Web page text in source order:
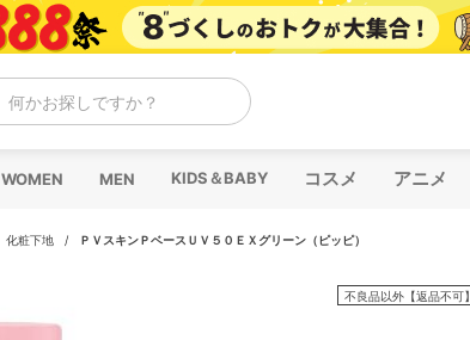
何かお探しですか？
WOMEN MEN KIDS＆BABY コスメ アニメ
化粧下地 / ＰＶスキンＰベースＵＶ５０ＥＸグリーン（ピッピ）
不良品以外【返品不可】